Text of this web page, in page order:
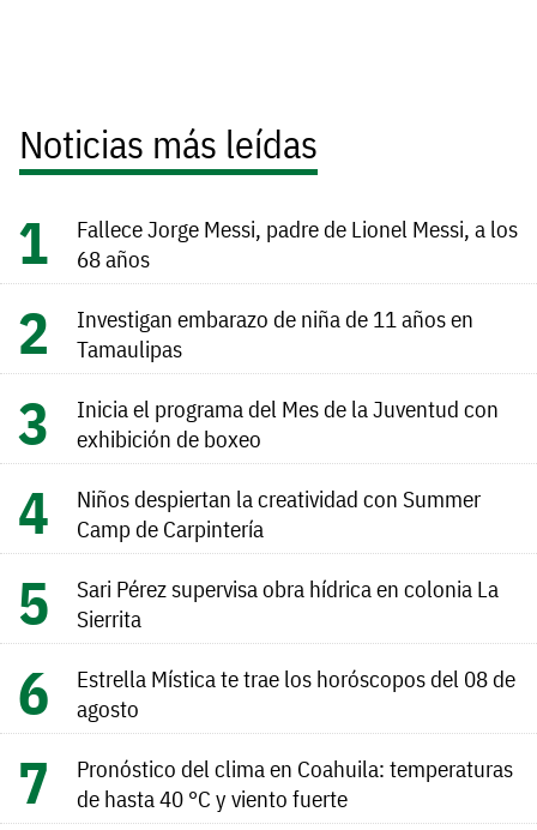
Noticias más leídas
Fallece Jorge Messi, padre de Lionel Messi, a los
68 años
Investigan embarazo de niña de 11 años en
Tamaulipas
Inicia el programa del Mes de la Juventud con
exhibición de boxeo
Niños despiertan la creatividad con Summer
Camp de Carpintería
Sari Pérez supervisa obra hídrica en colonia La
Sierrita
Estrella Mística te trae los horóscopos del 08 de
agosto
Pronóstico del clima en Coahuila: temperaturas
de hasta 40 °C y viento fuerte